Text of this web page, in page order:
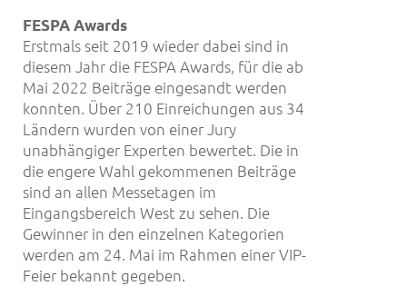
FESPA Awards
Erstmals seit 2019 wieder dabei sind in
diesem Jahr die FESPA Awards, für die ab
Mai 2022 Beiträge eingesandt werden
konnten. Über 210 Einreichungen aus 34
Ländern wurden von einer Jury
unabhängiger Experten bewertet. Die in
die engere Wahl gekommenen Beiträge
sind an allen Messetagen im
Eingangsbereich West zu sehen. Die
Gewinner in den einzelnen Kategorien
werden am 24. Mai im Rahmen einer VIP-
Feier bekannt gegeben.